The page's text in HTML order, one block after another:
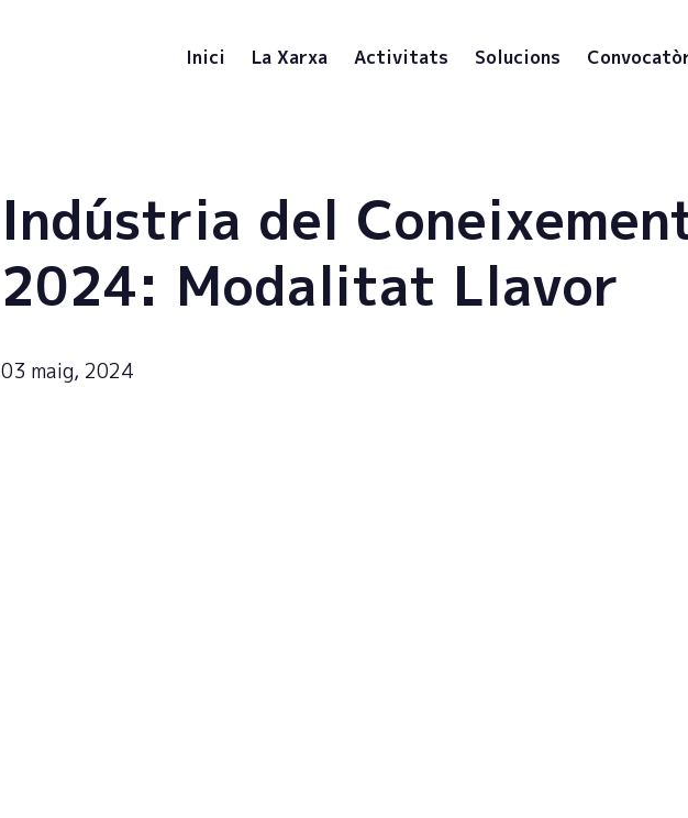
Inici La Xarxa Activitats Solucions
Indústria del
2024: Modalitat Llavor
03 maig, 2024